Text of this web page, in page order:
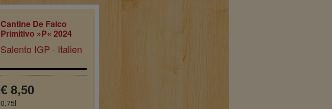
Cantine De Falco
Primitivo »P« 2024
Salento IGP · Italien
€ 8,50
0,75l